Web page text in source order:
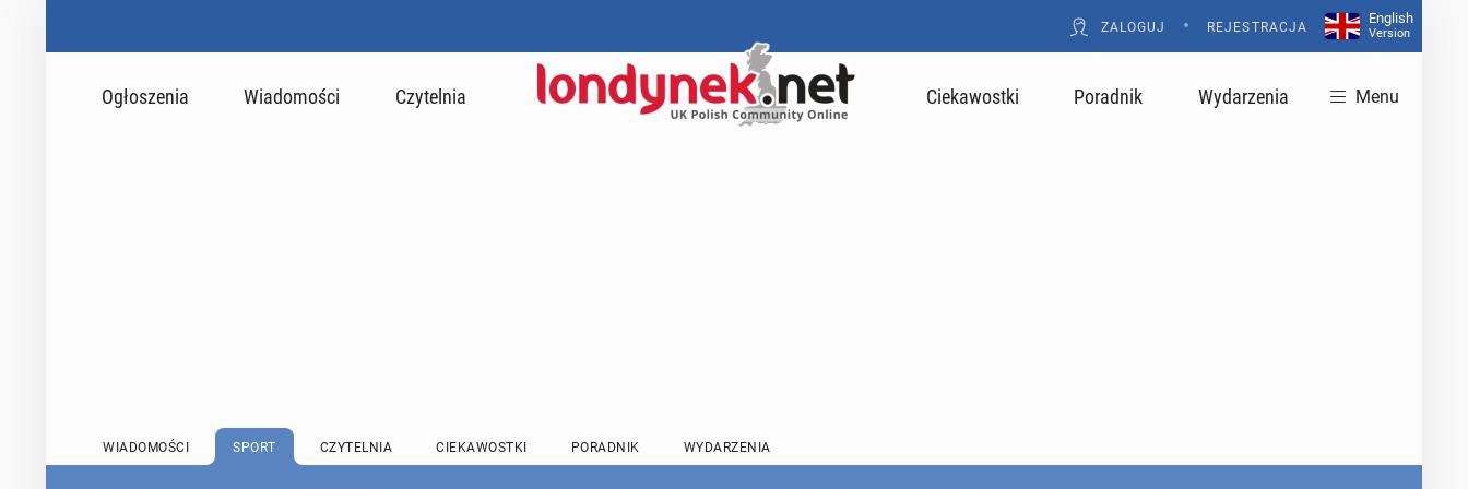
ZALOGUJ • REJESTRACJA
English
Version
Ogłoszenia Wiadomości Czytelnia Ciekawostki Poradnik Wydarzenia Menu
WIADOMOŚCI SPORT CZYTELNIA CIEKAWOSTKI PORADNIK WYDARZENIA